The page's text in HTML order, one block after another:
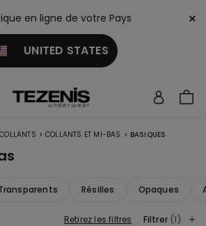
en ligne de votre Pays
UNITED STATES
×
> COLLANTS ET MI-BAS > BASIQUES
Résilles Opaques
Retirez les filtres Filtrer (1)